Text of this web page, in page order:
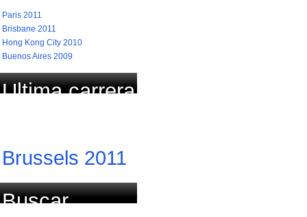
Paris 2011
Brisbane 2011
Hong Kong City 2010
Buenos Aires 2009
Ultima carrera
Brussels 2011
Buscar